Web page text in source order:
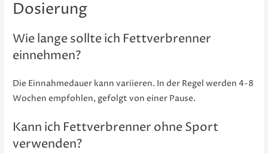
Dosierung
Wie lange sollte ich Fettverbrenner
einnehmen?
Die Einnahmedauer kann variieren. In der Regel werden 4-8
Wochen empfohlen, gefolgt von einer Pause.
Kann ich Fettverbrenner ohne Sport
verwenden?